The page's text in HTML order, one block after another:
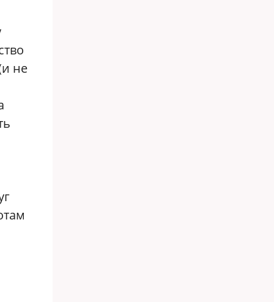
не